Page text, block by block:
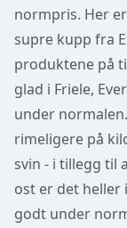
normpris. Her
supre kupp fra
produktene på
glad i Friele,
under
rimeligere på
svin - i tillegg til
ost er det heller
godt under